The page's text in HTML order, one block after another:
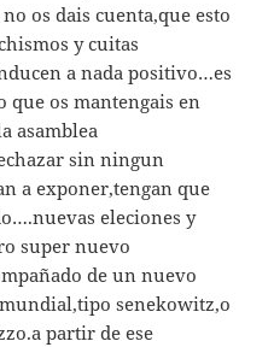
os dais cuenta,que esto
y cuitas
a nada positivo…es
os mantengais en
asamblea
sin ningun
a exponer,tengan que
eleciones y
super nuevo
de un nuevo
senekowitz,o
partir de ese